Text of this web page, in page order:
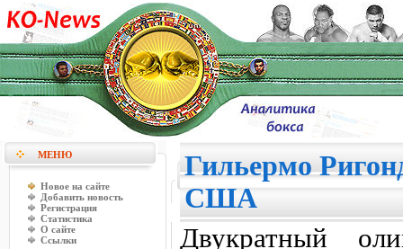
МЕНЮ
Новое на сайте
Добавить новость
Регистрация
Статистика
О сайте
Ссылки
Гильермо
США
Двукратный